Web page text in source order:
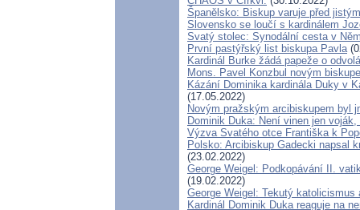
Španělsko: Biskup varuje před
Slovensko se loučí s kardinálem
Svatý stolec: Synodální cesta v
První pastýřský list biskupa Pavla
Kardinál Burke žádá papeže o
Mons. Pavel Konzbul novým
Kázání Dominika kardinála Duky v
(17.05.2022)
Novým pražským arcibiskupem byl
Dominik Duka: Není vinen jen
Výzva Svatého otce Františka k
Polsko: Arcibiskup Gadecki napsal
(23.02.2022)
George Weigel: Podkopávání II.
(19.02.2022)
George Weigel: Tekutý
Kardinál Dominik Duka reaguje na